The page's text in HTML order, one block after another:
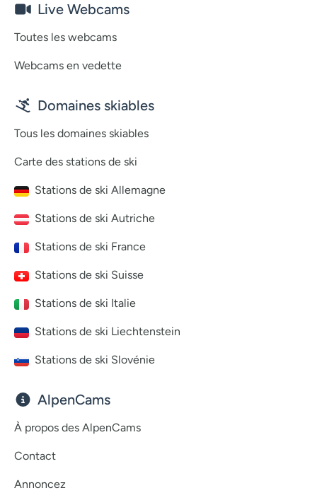
Live Webcams
Toutes les webcams
Webcams en vedette
Domaines skiables
Tous les domaines skiables
Carte des stations de ski
Stations de ski Allemagne
Stations de ski Autriche
Stations de ski France
Stations de ski Suisse
Stations de ski Italie
Stations de ski Liechtenstein
Stations de ski Slovénie
AlpenCams
À propos des AlpenCams
Contact
Annoncez